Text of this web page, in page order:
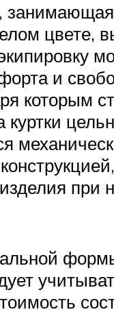
цвете,
и
которым
куртки
при